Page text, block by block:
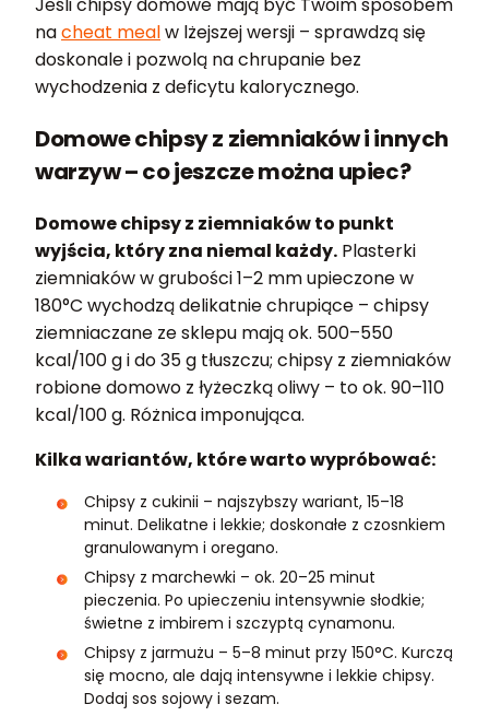
Jeśli chipsy domowe mają być Twoim sposobem
nacheat mealw lżejszej wersji – sprawdzą się
doskonale i pozwolą na chrupanie bez
wychodzenia z deficytu kalorycznego.
Domowe chipsy z ziemniaków i innych
warzyw – co jeszcze można upiec?
Domowe chipsy z ziemniaków to punkt
wyjścia, który zna niemal każdy. Plasterki
ziemniaków w grubości 1–2 mm upieczone w
180°C wychodzą delikatnie chrupiące – chipsy
ziemniaczane ze sklepu mają ok. 500–550
kcal/100 g i do 35 g tłuszczu; chipsy z ziemniaków
robione domowo z łyżeczką oliwy – to ok. 90–110
kcal/100 g. Różnica imponująca.
Kilka wariantów, które warto wypróbować:
Chipsy z cukinii – najszybszy wariant, 15–18
minut. Delikatne i lekkie; doskonałe z czosnkiem
granulowanym i oregano.
Chipsy z marchewki – ok. 20–25 minut
pieczenia. Po upieczeniu intensywnie słodkie;
świetne z imbirem i szczyptą cynamonu.
Chipsy z jarmużu – 5–8 minut przy 150°C. Kurczą
się mocno, ale dają intensywne i lekkie chipsy.
Dodaj sos sojowy i sezam.